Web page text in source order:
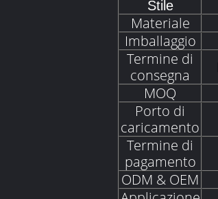
Stile
Materiale
Imballaggio
Termine di
consegna
MOQ
Porto di
caricamento
Termine di
pagamento
ODM & OEM